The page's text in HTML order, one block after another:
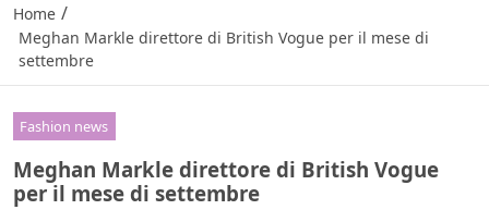
Home /
Meghan Markle direttore di British Vogue per il mese di
settembre
Fashion news
Meghan Markle direttore di British Vogue
per il mese di settembre